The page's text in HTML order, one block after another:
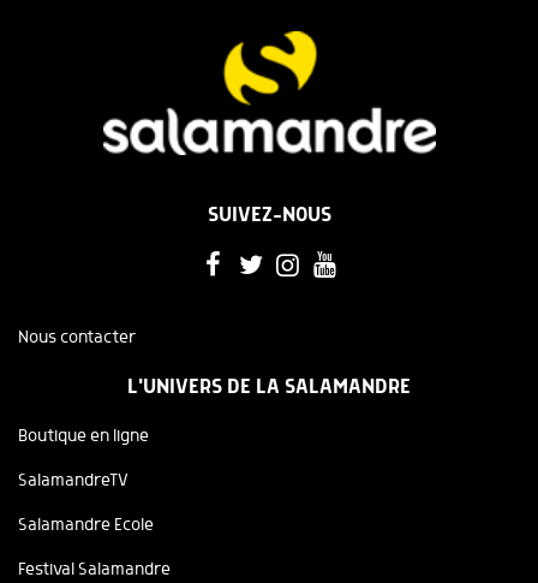
SUIVEZ-NOUS
Nous contacter
L'UNIVERS DE LA SALAMANDRE
Boutique en ligne
SalamandreTV
Salamandre Ecole
Festival Salamandre